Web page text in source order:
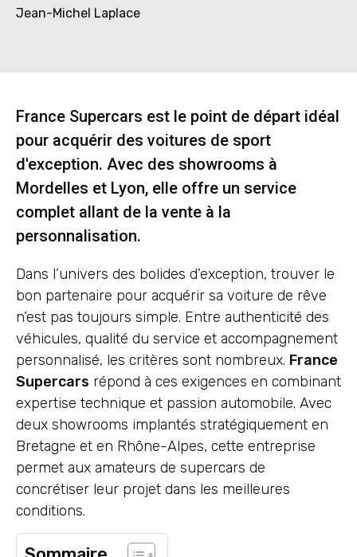
Jean-Michel Laplace
France Supercars est le point de départ idéal
pour acquérir des voitures de sport
d'exception. Avec des showrooms à
Mordelles et Lyon, elle offre un service
complet allant de la vente à la
personnalisation.
Dans l’univers des bolides d’exception, trouver le
bon partenaire pour acquérir sa voiture de rêve
n’est pas toujours simple. Entre authenticité des
véhicules, qualité du service et accompagnement
personnalisé, les critères sont nombreux. France
Supercars répond à ces exigences en combinant
expertise technique et passion automobile. Avec
deux showrooms implantés stratégiquement en
Bretagne et en Rhône-Alpes, cette entreprise
permet aux amateurs de supercars de
concrétiser leur projet dans les meilleures
conditions.